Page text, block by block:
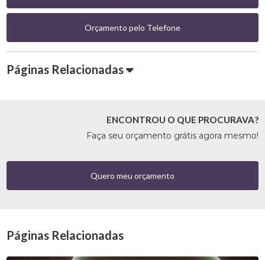
Orçamento pelo Telefone
Páginas Relacionadas
ENCONTROU O QUE PROCURAVA?
Faça seu orçamento grátis agora mesmo!
Quero meu orçamento
Páginas Relacionadas